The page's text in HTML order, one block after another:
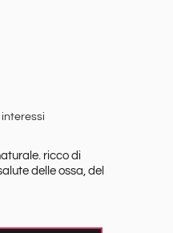
interessi
ricco di
delle ossa, del